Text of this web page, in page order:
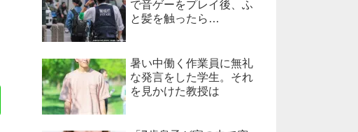
で音ゲーをプレイ後、ふ
と髪を触ったら…
暑い中働く作業員に無礼
な発言をした学生。それ
を見かけた教授は